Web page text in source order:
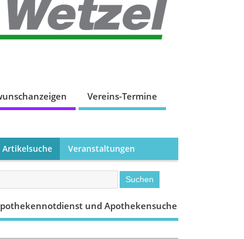
Vereins-Termine
Artikelsuche Veranstaltungen
und Apothekensuche